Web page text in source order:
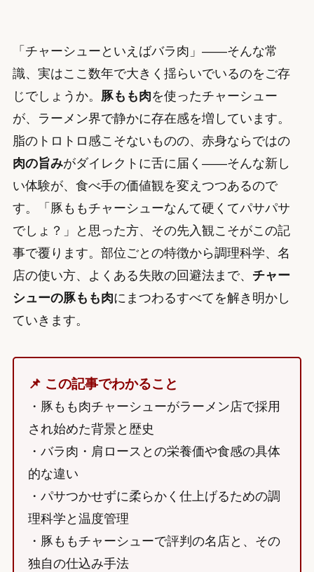
「チャーシューといえばバラ肉」——そんな常
識、実はここ数年で大きく揺らいでいるのをご存
じでしょうか。 豚もも肉を使ったチャーシュー
が、ラーメン界で静かに存在感を増しています。
脂のトロトロ感こそないものの、赤身ならではの
肉の旨みがダイレクトに舌に届く——そんな新し
い体験が、食べ手の価値観を変えつつあるので
す。「豚ももチャーシューなんて硬くてパサパサ
でしょ？」と思った方、その先入観こそがこの記
事で覆ります。部位ごとの特徴から調理科学、名
店の使い方、よくある失敗の回避法まで、 チャー
シューの豚もも肉にまつわるすべてを解き明かし
ていきます。
📌 この記事でわかること
・豚もも肉チャーシューがラーメン店で採用
され始めた背景と歴史
・バラ肉・肩ロースとの栄養価や食感の具体
的な違い
・パサつかせずに柔らかく仕上げるための調
理科学と温度管理
・豚ももチャーシューで評判の名店と、その
独自の仕込み手法